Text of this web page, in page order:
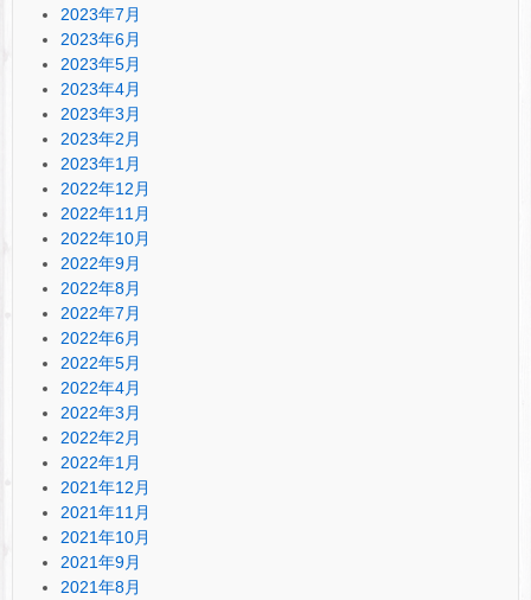
2023年7月
2023年6月
2023年5月
2023年4月
2023年3月
2023年2月
2023年1月
2022年12月
2022年11月
2022年10月
2022年9月
2022年8月
2022年7月
2022年6月
2022年5月
2022年4月
2022年3月
2022年2月
2022年1月
2021年12月
2021年11月
2021年10月
2021年9月
2021年8月